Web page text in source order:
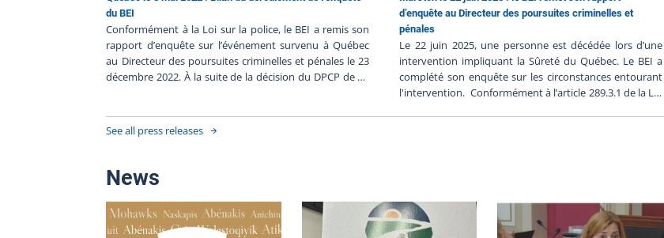
du BEI
Conformément à la Loi sur la police, le BEI a remis son
rapport d’enquête sur l’événement survenu à Québec
au Directeur des poursuites criminelles et pénales le 23
décembre 2022. À la suite de la décision du DPCP de ne
220506-001. Les procédures judiciaires étant terminées,
le BEI publie son bilan de l’enquête à la suite du
Résumé de l’événement Le 5 mai 2022, une personne a
été gravement blessée lors d'une intervention
impliquant Service de police de la Ville de Québec
(SPVQ). La trame factuelle de cet événement est relatée
dans le communiqué du Directeur des poursuites
d’enquête au Directeur des poursuites criminelles et
pénales
Le 22 juin 2025, une personne est décédée lors d’une
intervention impliquant la Sûreté du Québec. Le BEI a
complété son enquête sur les circonstances entourant
l'intervention. Conformément à l’article 289.3.1 de la Loi
applicable. Le rapport soumis au DPCP par le BEI
contient l’ensemble des composantes de l’enquête. On
y retrouve les déclarations des témoins et des
See all press releases
News